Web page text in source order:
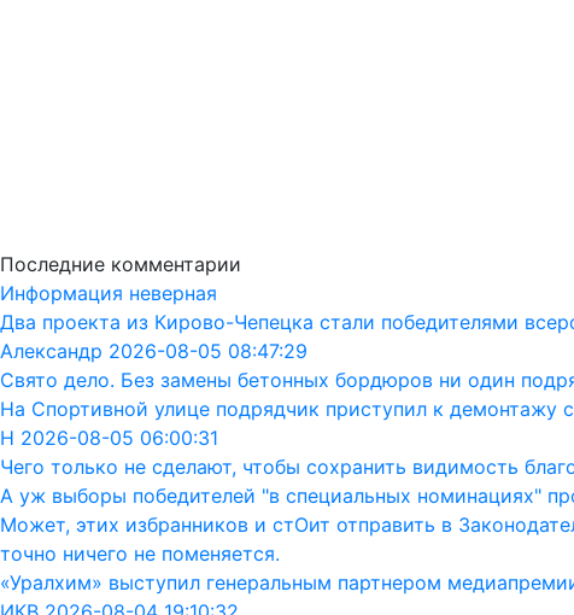
Последние комментарии
Информация неверная
Два проекта из Кирово-Чепецка стали победителями
Александр 2026-08-05 08:47:29
Свято дело. Без замены бетонных бордюров ни один
На Спортивной улице подрядчик приступил к демонтажу
Н 2026-08-05 06:00:31
Чего только не сделают, чтобы сохранить видимость
А уж выборы победителей "в специальных номинациях"
Может, этих избранников и стОит отправить в
точно ничего не поменяется.
«Уралхим» выступил генеральным партнером